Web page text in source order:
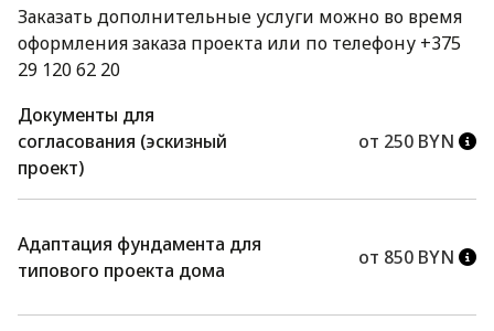
Заказать дополнительные услуги можно во время
оформления заказа проекта или по телефону +375
29 120 62 20
Документы для
согласования (эскизный
проект)
от 250 BYN
Адаптация фундамента для
типового проекта дома
от 850 BYN